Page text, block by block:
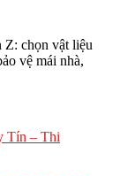
Z: chọn vật liệu
vệ mái nhà,